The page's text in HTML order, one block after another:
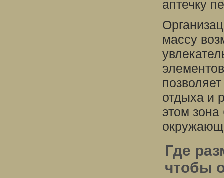
аптечку
массу
отдыха и
этом зона
Где
чтобы